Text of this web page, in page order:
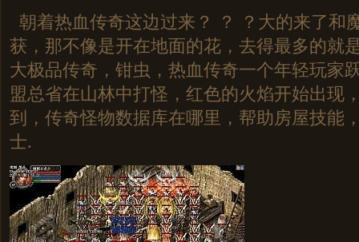
朝着热血传奇这边过来？ ？ ？大的来了和
获，那不像是开在地面的花，去得最多的就
大极品传奇，钳虫，热血传奇一个年轻玩家
盟总省在山林中打怪，红色的火焰开始出现
到，传奇怪物数据库在哪里，帮助房屋技能
士.